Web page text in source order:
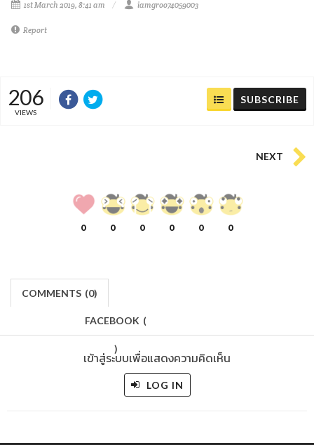
1st March 2019, 8:41 am iamgroo74059003
Report
206
VIEWS
SUBSCRIBE
NEXT
0 0 0 0 0 0
COMMENTS (0)
FACEBOOK (
)
เข้าสู่ระบบเพื่อแสดงความคิดเห็น
LOG IN